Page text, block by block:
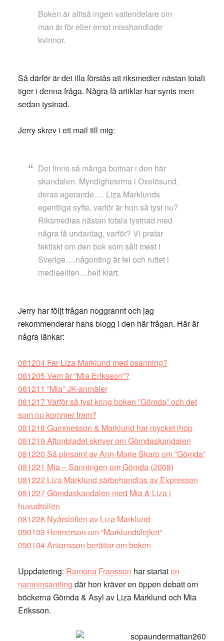
Boken är alltså ingen vattendelare om
man är för eller emot misshandlade
kvinnor.
Så därför är det illa förstås att riksmedier nästan totalt
tiger i denna fråga. Några få artiklar har synts men
sedan tystnad.
Jerry skrev i ett mail till mig:
Det finns så många bottnar i den här
skandalen. Myndigheterna i Oxelösund,
deras agerande…. Liza Marklunds
egentliga syfte, varför är hon så tyst nu?
Riksmedias nästan totala tystnad med
några få undantag, varför? Vi pratar
faktiskt om den bok som sålt mest i
Sverige….någonting är fel och ruttet i
mediaeliten…helt klart.
Jerry har följt frågan noggrannt och jag
rekommenderar hans blogg i den här frågan. Här är
några länkar:
081204 Far Liza Marklund med osanning?
081205 Vem är ”Mia Eriksson”?
081211 ”Mia” JK-anmäler
081217 Varför så tyst kring boken ”Gömda” och det
som nu kommer fram?
081218 Gummesson & Marklund har mycket ihop
081219 Aftonbladet skriver om Gömdaskandalen
081220 Så pinsamt av Ann-Marie Skarp om ”Gömda”
081221 Mia – Sanningen om Gömda (2008)
081222 Liza Marklund särbehandlas av Expressen
081227 Gömdaskandalen med Mia & Liza i
huvudrollen
081228 Nyårslöften av Liza Marklund
090103 Heimerson om ”Marklundsfejket”
090104 Antonsson berättar om boken
Uppdatering: Ramona Fransson har startaten
namninsamling där hon kräver en öppen debatt om
böckerna Gömda & Asyl av Liza Marklund och Mia
Eriksson.